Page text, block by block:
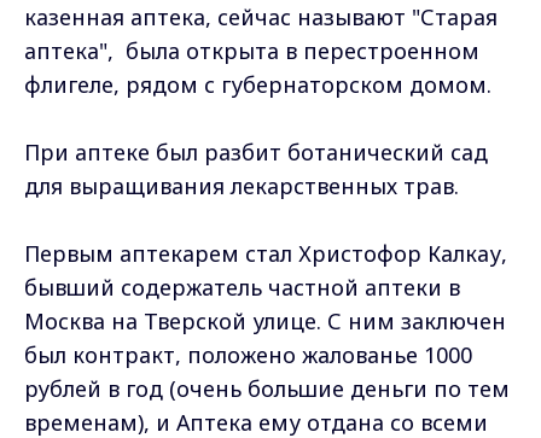
казенная аптека, сейчас называют "Старая
аптека", была открыта в перестроенном
флигеле, рядом с губернаторском домом.
При аптеке был разбит ботанический сад
для выращивания лекарственных трав.
Первым аптекарем стал Христофор Калкау,
бывший содержатель частной аптеки в
Москва на Тверской улице. С ним заключен
был контракт, положено жалованье 1000
рублей в год (очень большие деньги по тем
временам), и Аптека ему отдана со всеми